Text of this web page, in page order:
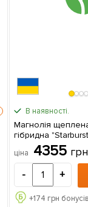
В наявності.
Магнолія
гібридна
70см) 1
ціна 4355 грн
- +
+174 грн